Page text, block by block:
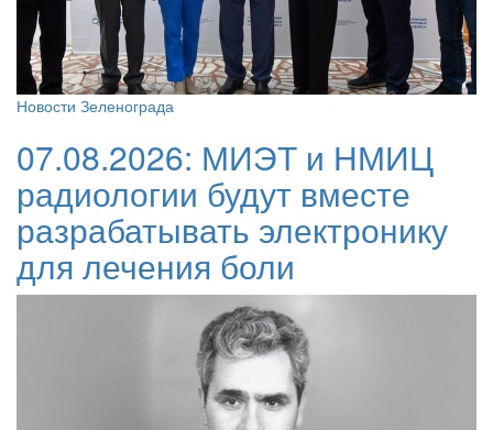
Новости Зеленограда
07.08.2026: МИЭТ и НМИЦ
радиологии будут вместе
разрабатывать электронику
для лечения боли